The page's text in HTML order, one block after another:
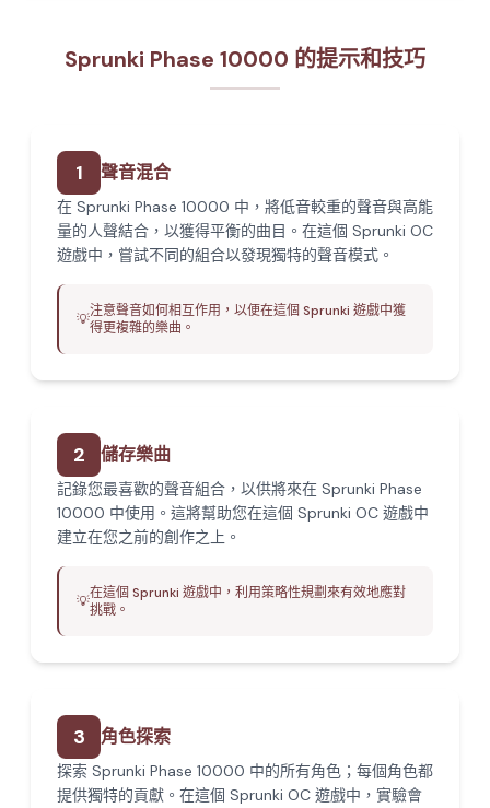
Sprunki Phase 10000 的提示和技巧
1 聲音混合
在 Sprunki Phase 10000 中，將低音較重的聲音與高能
量的人聲結合，以獲得平衡的曲目。在這個 Sprunki OC
遊戲中，嘗試不同的組合以發現獨特的聲音模式。
💡注意聲音如何相互作用，以便在這個 Sprunki 遊戲中獲
得更複雜的樂曲。
2 儲存樂曲
記錄您最喜歡的聲音組合，以供將來在 Sprunki Phase
10000 中使用。這將幫助您在這個 Sprunki OC 遊戲中
建立在您之前的創作之上。
💡在這個 Sprunki 遊戲中，利用策略性規劃來有效地應對
挑戰。
3 角色探索
探索 Sprunki Phase 10000 中的所有角色；每個角色都
提供獨特的貢獻。在這個 Sprunki OC 遊戲中，實驗會